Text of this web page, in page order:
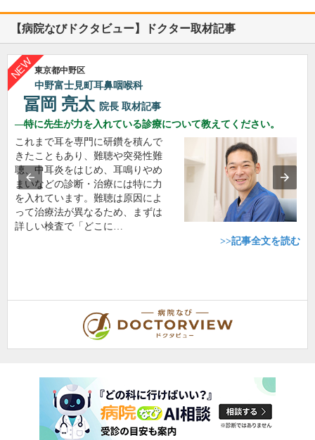
【病院なびドクタビュー】ドクター取材記事
東京都中野区
中野富士見町耳鼻咽喉科
冨岡 亮太 院長 取材記事
特に先生が力を入れている診療について教えてください。
これまで耳を専門に研鑽を積んで
きたこともあり、難聴や突発性難
聴、中耳炎をはじめ、耳鳴りやめ
まいなどの診断・治療には特に力
を入れています。難聴は原因によ
って治療法が異なるため、まずは
詳しい検査で「どこに…
>>記事全文を読む